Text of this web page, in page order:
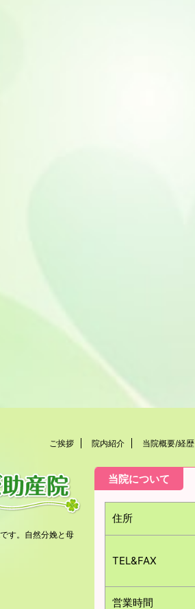
ご挨拶 院内紹介 当院概要/経歴
当院について
住所
TEL&FAX
営業時間
す。自然分娩と母